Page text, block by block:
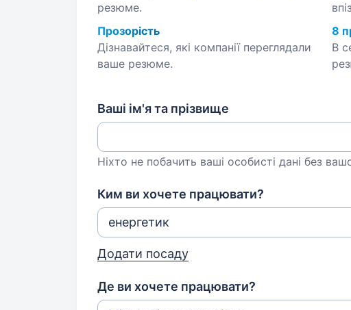
резюме.
Прозорість
Дізнавайтеся, які компанії переглядали
ваше резюме.
8
В
Ваші ім'я та прізвище
Ніхто не побачить ваші особисті дані без
Ким ви хочете працювати?
Додати посаду
Де ви хочете працювати?